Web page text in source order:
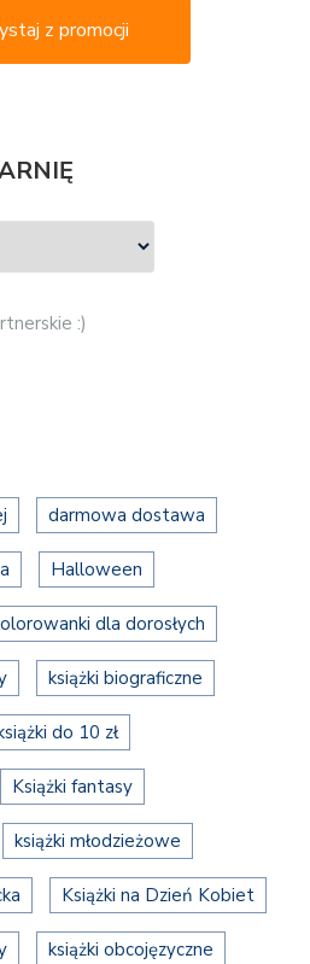
z promocji
:)
darmowa dostawa
Halloween
dla dorosłych
książki biograficzne
do 10 zł
Książki fantasy
książki młodzieżowe
Książki na Dzień Kobiet
książki obcojęzyczne